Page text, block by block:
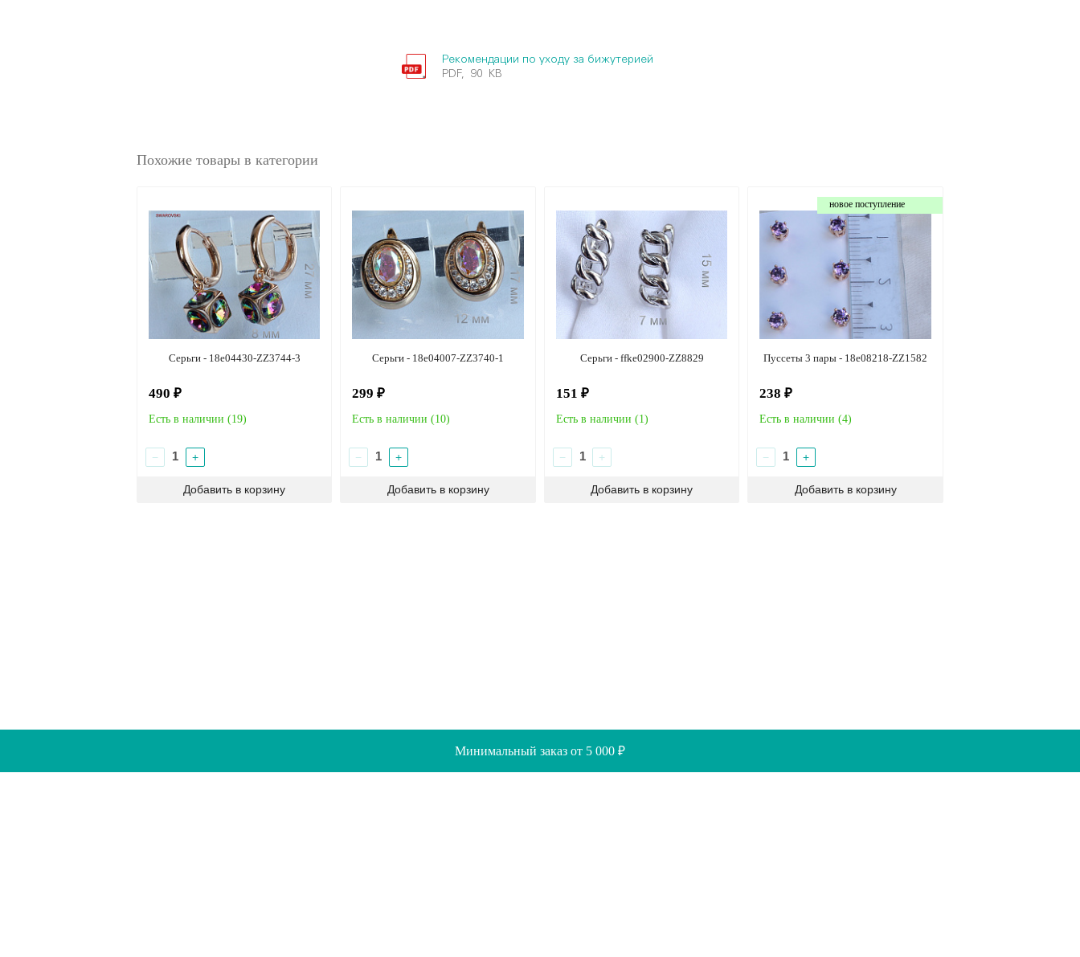
Минимальный заказ от 5 000 ₽
Рекомендации по уходу за бижутерией
PDF, 90 KB
Похожие товары в категории
Серьги - 18e04430-ZZ3744-3
490 ₽
Есть в наличии (19)
− +
Серьги - 18e04007-ZZ3740-1
299 ₽
Есть в наличии (10)
− +
Серьги - ffke02900-ZZ8829
151 ₽
Есть в наличии (1)
− +
новое поступление
Пуссеты 3 пары - 18e08218-ZZ1582
238 ₽
Есть в наличии (4)
− +